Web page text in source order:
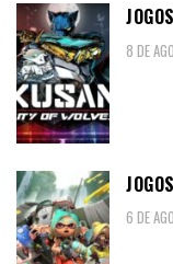
8 DE
6 DE